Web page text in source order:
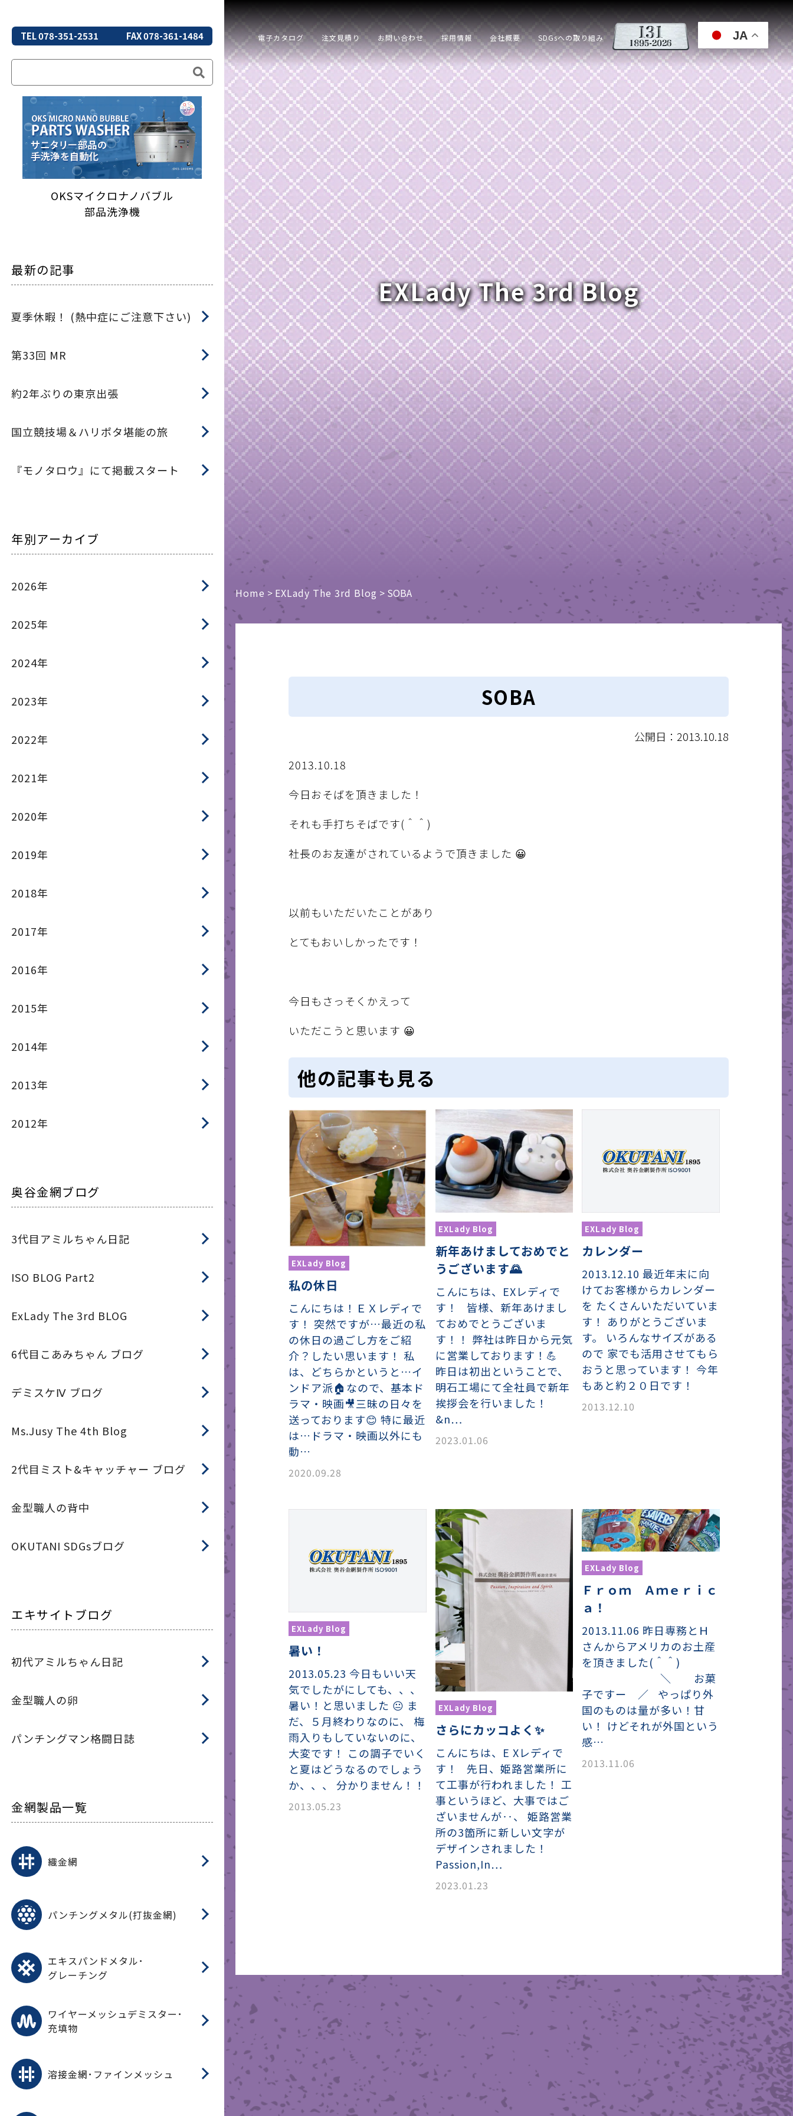
TEL 078-351-2531 FAX 078-361-1484
OKSマイクロナノバブル
部品洗浄機
最新の記事
夏季休暇！ (熱中症にご注意下さい)
第33回 MR
約2年ぶりの東京出張
国立競技場＆ハリポタ堪能の旅
『モノタロウ』にて掲載スタート
年別アーカイブ
2026年
2025年
2024年
2023年
2022年
2021年
2020年
2019年
2018年
2017年
2016年
2015年
2014年
2013年
2012年
奥谷金網ブログ
3代目アミルちゃん日記
ISO BLOG Part2
ExLady The 3rd BLOG
6代目こあみちゃん ブログ
デミスケⅣ ブログ
Ms.Jusy The 4th Blog
2代目ミスト&キャッチャー ブログ
金型職人の背中
OKUTANI SDGsブログ
エキサイトブログ
初代アミルちゃん日記
金型職人の卵
パンチングマン格闘日誌
金網製品一覧
織金網
パンチングメタル(打抜金網)
エキスパンドメタル･
グレーチング
ワイヤーメッシュデミスター･
充填物
ワイヤーメッシュデミスター
蒸留用填充物
デミスター加工品
溶接金網･ファインメッシュ
溶接金網
ファインメッシュ
ファインメッシュ加工品
電子ビームドリル加工
EBD電子ビームドリル加工
多軸同時・微細ドリリング・
レーザースクリーン
EXLady The 3rd Blog
電子カタログ 注文見積り お問い合わせ 採用情報 会社概要 SDGsへの取り組み JA
Home > EXLady The 3rd Blog > SOBA
SOBA
公開日：2013.10.18
2013.10.18
今日おそばを頂きました！
それも手打ちそばです(＾＾)
社長のお友達がされているようで頂きました 😀
以前もいただいたことがあり
とてもおいしかったです！
今日もさっそくかえって
いただこうと思います 😀
他の記事も見る
EXLady Blog
私の休日
こんにちは！ＥＸレディで
す！ 突然ですが…最近の私
の休日の過ごし方をご紹
介？したい思います！ 私
は、どちらかというと…イ
ンドア派🏠なので、基本ド
ラマ・映画🎥三昧の日々を
送っております😊 特に最近
は…ドラマ・映画以外にも
動…
2020.09.28
EXLady Blog
新年あけましておめでと
うございます🌄
こんにちは、EXレディで
す！ 皆様、新年あけまし
ておめでとうございま
す！！ 弊社は昨日から元気
に営業しております！💪
昨日は初出ということで、
明石工場にて全社員で新年
挨拶会を行いました！
&n…
2023.01.06
EXLady Blog
カレンダー
2013.12.10 最近年末に向
けてお客様からカレンダー
を たくさんいただいていま
す！ ありがとうございま
す。 いろんなサイズがある
ので 家でも活用させてもら
おうと思っています！ 今年
もあと約２０日です！
2013.12.10
EXLady Blog
暑い！
2013.05.23 今日もいい天
気でしたがにしても、、、
暑い！と思いました 😐 ま
だ、５月終わりなのに、 梅
雨入りもしていないのに、
大変です！ この調子でいく
と夏はどうなるのでしょう
か、、、 分かりません！！
2013.05.23
EXLady Blog
さらにカッコよく✨
こんにちは、E Xレディで
す！ 先日、姫路営業所に
て工事が行われました！ 工
事というほど、大事ではご
ざいませんが‥、 姫路営業
所の3箇所に新しい文字が
デザインされました！
Passion,In…
2023.01.23
EXLady Blog
Ｆｒｏｍ Ａｍｅｒｉｃ
ａ！
2013.11.06 昨日専務とＨ
さんからアメリカのお土産
を頂きました(＾＾)
＼ お菓
子ですー ／ やっぱり外
国のものは量が多い！甘
い！ けどそれが外国という
感…
2013.11.06